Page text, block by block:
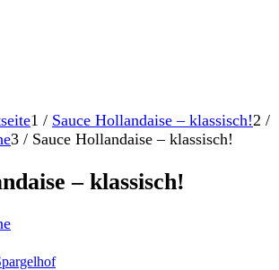
1 / Sauce Hollandaise – klassisch!2 /
3 / Sauce Hollandaise – klassisch!
– klassisch!